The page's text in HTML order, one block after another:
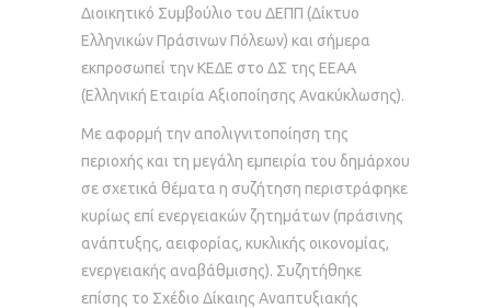
Διοικητικό Συμβούλιο του ΔΕΠΠ (Δίκτυο
Ελληνικών Πράσινων Πόλεων) και σήμερα
εκπροσωπεί την ΚΕΔΕ στο ΔΣ της ΕΕΑΑ
(Ελληνική Εταιρία Αξιοποίησης Ανακύκλωσης).
Με αφορμή την απολιγνιτοποίηση της
περιοχής και τη μεγάλη εμπειρία του δημάρχου
σε σχετικά θέματα η συζήτηση περιστράφηκε
κυρίως επί ενεργειακών ζητημάτων (πράσινης
ανάπτυξης, αειφορίας, κυκλικής οικονομίας,
ενεργειακής αναβάθμισης). Συζητήθηκε
επίσης το Σχέδιο Δίκαιης Αναπτυξιακής